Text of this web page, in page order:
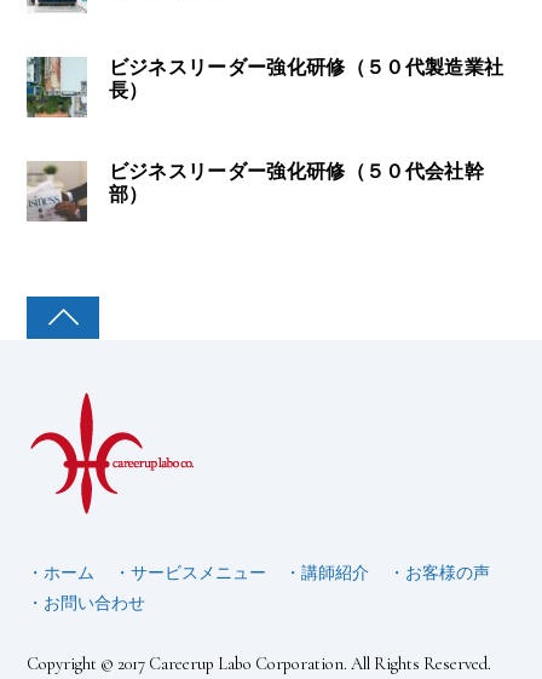
ビジネスリーダー強化研修（５０代製造業社
長）
ビジネスリーダー強化研修（５０代会社幹
部）
・ホーム ・サービスメニュー ・講師紹介
・お客様の声
・お問い合わせ
Copyright © 2017 Careerup Labo Corporation. All Rights Reserved.